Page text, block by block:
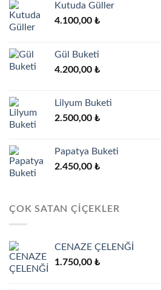
Kutuda Güller
4.100,00 ₺
Gül Buketi
4.200,00 ₺
Lilyum Buketi
2.500,00 ₺
Papatya Buketi
2.450,00 ₺
ÇOK SATAN ÇIÇEKLER
CENAZE ÇELENĞİ
1.750,00 ₺